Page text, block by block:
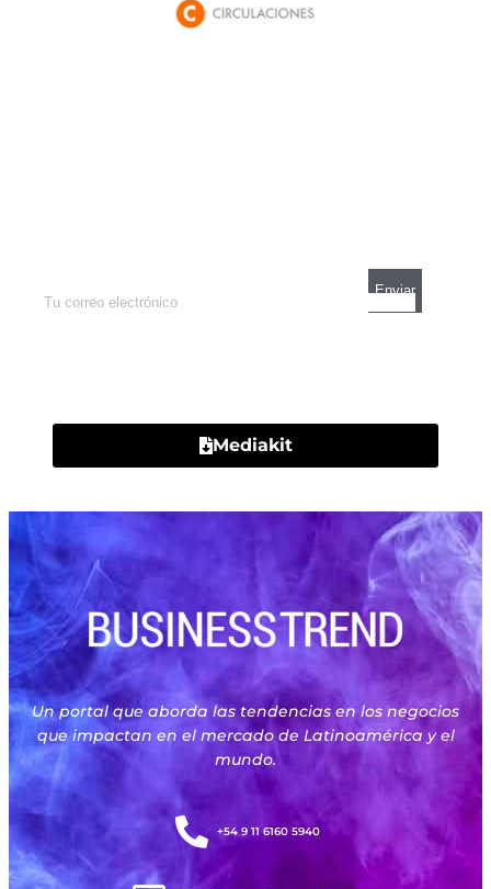
Mediakit
Un portal que aborda las tendencias en los negocios
que impactan en el mercado de Latinoamérica y el
mundo.
+54 9 11 6160 5940